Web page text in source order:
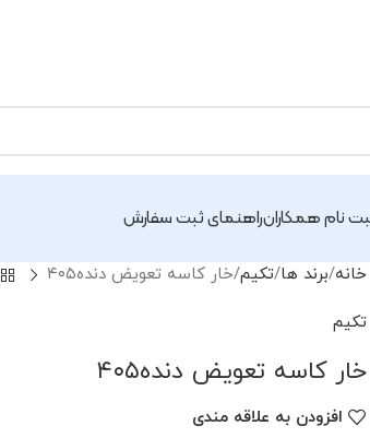
نام همکارانراهنمای ثبت سفارش
خانه برند ها تکیم خار کاسه تعویض دنده۴۰۵
تکیم
خار کاسه تعویض دنده۴۰۵
افزودن به علاقه مندی